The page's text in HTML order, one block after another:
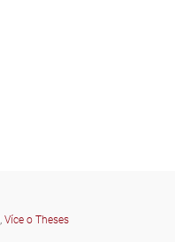
, Více o Theses